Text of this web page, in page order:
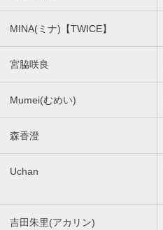
MINA(ミナ)【TWICE】
宮脇咲良
Mumei(むめい)
森香澄
Uchan
吉田朱里(アカリン)